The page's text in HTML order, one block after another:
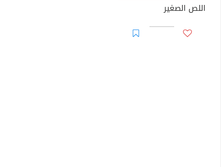
اللص الصغير